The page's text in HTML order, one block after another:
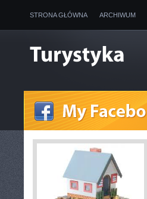
STRONA GŁÓWNA ARCHIWUM